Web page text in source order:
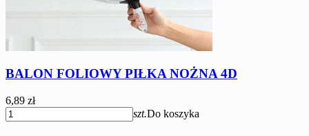
BALON FOLIOWY PIŁKA NOŻNA 4D
6,89 zł
szt.Do koszyka